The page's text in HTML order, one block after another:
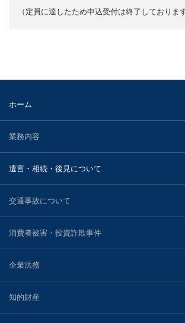
（定員に達したため申込受付は終了しておりま
ホーム
業務内容
遺言・相続・後見について
交通事故について
消費者被害・投資詐欺事件
企業法務
知的財産
国際法務・国際取引
持田 光則
戸田 智彦
小林 光明